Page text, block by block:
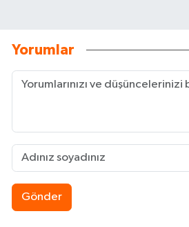
Yorumlar
Gönder